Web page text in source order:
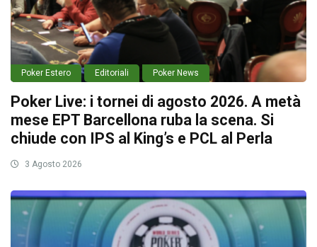
Poker Estero Editoriali Poker News
Poker Live: i tornei di agosto 2026. A metà
mese EPT Barcellona ruba la scena. Si
chiude con IPS al King’s e PCL al Perla
3 Agosto 2026